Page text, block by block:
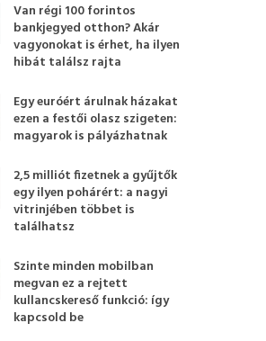
Van régi 100 forintos
bankjegyed otthon? Akár
vagyonokat is érhet, ha ilyen
hibát találsz rajta
Egy euróért árulnak házakat
ezen a festői olasz szigeten:
magyarok is pályázhatnak
2,5 milliót fizetnek a gyűjtők
egy ilyen pohárért: a nagyi
vitrinjében többet is
találhatsz
Szinte minden mobilban
megvan ez a rejtett
kullancskereső funkció: így
kapcsold be